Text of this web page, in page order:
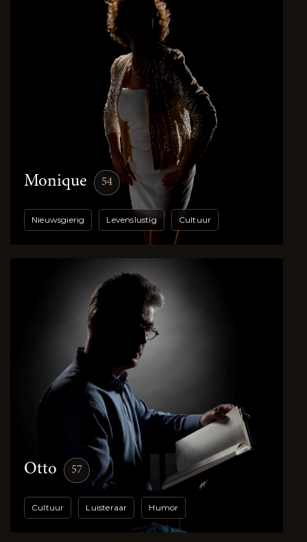
Monique 54
Nieuwsgierig Levenslustig Cultuur
Otto 57
Cultuur Luisteraar Humor